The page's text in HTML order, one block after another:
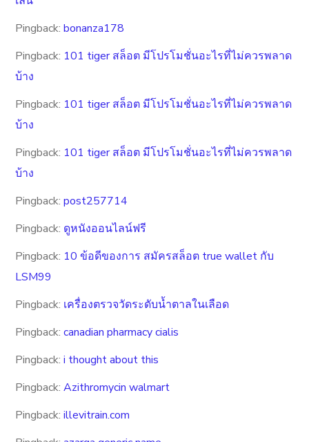
Pingback:bonanza178
Pingback: 101 tiger สล็อต มีโปรโมชั่นอะไรที่ไม่ควรพลาด
บ้าง
Pingback: 101 tiger สล็อต มีโปรโมชั่นอะไรที่ไม่ควรพลาด
บ้าง
Pingback: 101 tiger สล็อต มีโปรโมชั่นอะไรที่ไม่ควรพลาด
บ้าง
Pingback:post257714
Pingback: ดูหนังออนไลน์ฟรี
Pingback: 10 ข้อดีของการ สมัครสล็อต true wallet กับ
LSM99
Pingback: เครื่องตรวจวัดระดับน้ำตาลในเลือด
Pingback:canadian pharmacy cialis
Pingback:i thought about this
Pingback:Azithromycin walmart
Pingback:illevitrain.com